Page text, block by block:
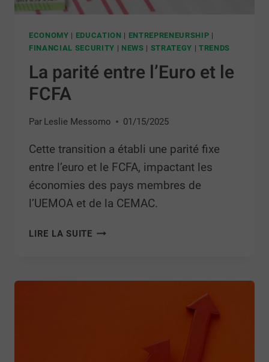
ECONOMY | EDUCATION | ENTREPRENEURSHIP |
FINANCIAL SECURITY | NEWS | STRATEGY | TRENDS
La parité entre l’Euro et le
FCFA
Par Leslie Messomo 01/15/2025
Cette transition a établi une parité fixe
entre l’euro et le FCFA, impactant les
économies des pays membres de
l’UEMOA et de la CEMAC.
LIRE LA SUITE